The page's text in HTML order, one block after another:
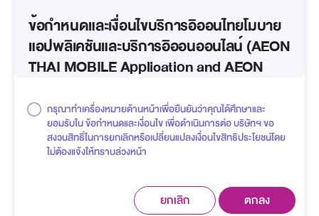
ข้อกำหนดและเงื่อนไขบริการอิออนไทยโมบาย
แอปพลิเคชันและบริการอิออนออนไลน์ (AEON
THAI MOBILE Application and AEON
1. ลักษณะทั่วไปของบริการ
บริการอิออนไทยโมบายแอปพลิเคชันและบริการอิออนออนไลน์ (รวม
) ของบริษัท อิออน ธนสินทรัพย์ (ไทยแลนด์) จำกัด (มหาชน)
) เพื่อสมัคร ทำรายการ หรือตรวจสอบข้อมูลผ่านทาง
กรุณาทำเครื่องหมายด้านหน้าเพื่อยืนยันว่าคุณได้ศึกษาและ
ยอมรับใน ข้อกำหนดและเงื่อนไข เพื่อดำเนินการต่อ บริษัทฯ ขอ
สงวนสิทธิ์ในการยกเลิกหรือเปลี่ยนแปลงเงื่อนไขสิทธิประโยชน์โดย
ไม่ต้องแจ้งให้ทราบล่วงหน้า
ตกลง